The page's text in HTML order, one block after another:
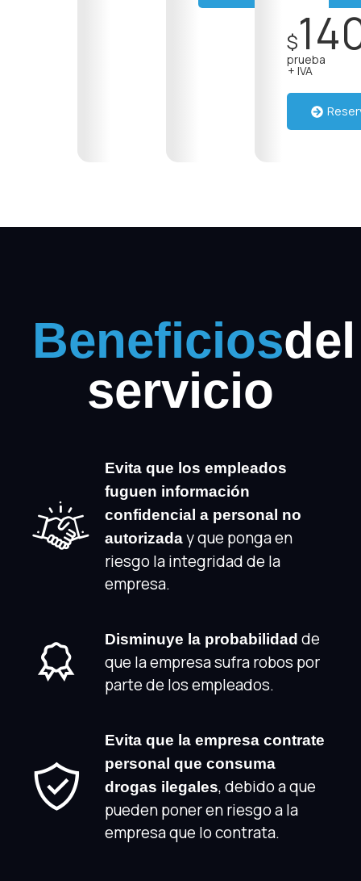
$
prueba
+ IVA
Beneficiosdel
servicio
Evita que los empleados
fuguen información
confidencial a personal no
autorizaday que ponga en
riesgo la integridad de la
empresa.
Disminuye la probabilidad de
que la empresa sufra robos por
parte de los empleados.
Evita que la empresa contrate
personal que consuma
drogas ilegales, debido a que
pueden poner en riesgo a la
empresa que lo contrata.